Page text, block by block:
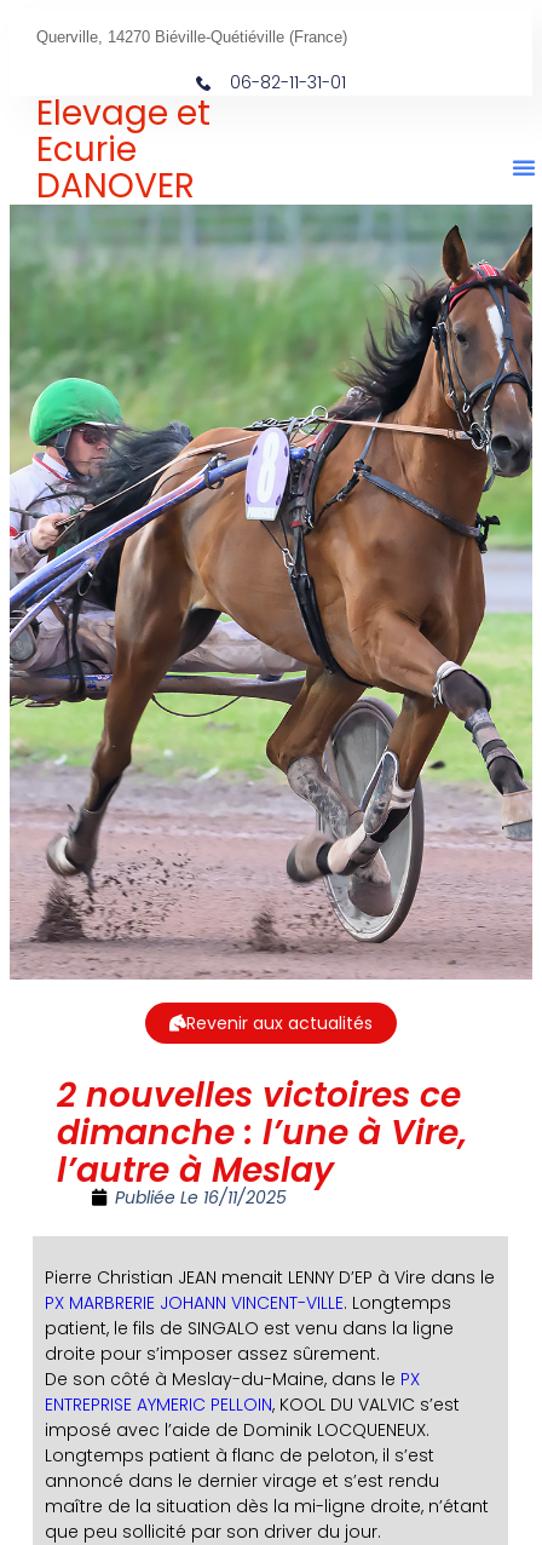
Querville, 14270 Biéville-Quétiéville (France)
06-82-11-31-01
Elevage et
Ecurie
DANOVER
Revenir aux actualités
2 nouvelles victoires ce
dimanche : l’une à Vire,
l’autre à Meslay
Publiée Le 16/11/2025
Pierre Christian JEAN menait LENNY D’EP à Vire dans le
PX MARBRERIE JOHANN VINCENT-VILLE. Longtemps
patient, le fils de SINGALO est venu dans la ligne
droite pour s’imposer assez sûrement.
De son côté à Meslay-du-Maine, dans le PX
ENTREPRISE AYMERIC PELLOIN, KOOL DU VALVIC s’est
imposé avec l’aide de Dominik LOCQUENEUX.
Longtemps patient à flanc de peloton, il s’est
annoncé dans le dernier virage et s’est rendu
maître de la situation dès la mi-ligne droite, n’étant
que peu sollicité par son driver du jour.